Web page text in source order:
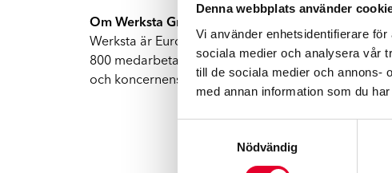
Denna webbplats använder
Vi använder enhetsidentifierare
sociala medier och analysera vår
till de sociala medier och annons-
med annan information som du
Nödvändig
Om Werksta Group
Werksta är Europas ledande skadeverkstadskedja
800 medarbetare och omsatte cirka 3.3 miljarder
och koncernens mål är att uppnå den högsta